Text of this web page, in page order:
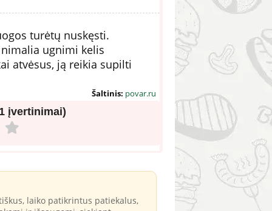
turėtų nuskęsti.
ugnimi kelis
atvėsus, ją reikia supilti
Šaltinis: povar.ru
įvertinimai)
laiko patikrintus patiekalus,